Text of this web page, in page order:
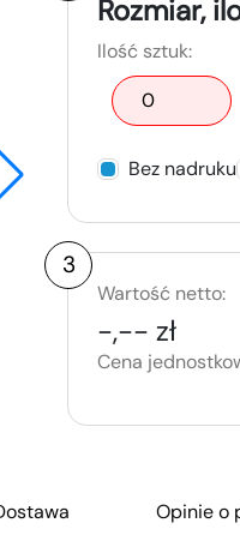
Rozmiar,
Ilość sztuk:
Bez nadruku
3
Wartość netto:
-,-- zł
Cena
Opinie o